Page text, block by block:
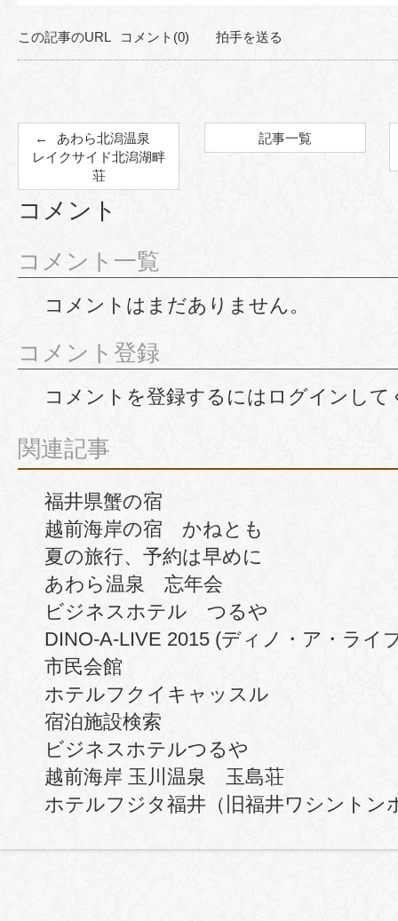
この記事のURL コメント(0) 拍手を送る
あわら北潟温泉
レイクサイド北潟湖畔
荘
記事一覧
コメント
コメント一覧
コメントはまだありません。
コメント登録
コメントを登録するには ログイン して
関連記事
福井県蟹の宿
越前海岸の宿 かねとも
夏の旅行、予約は早めに
あわら温泉 忘年会
ビジネスホテル つるや
DINO-A-LIVE 2015 (ディノ・ア・ライ
市民会館
ホテルフクイキャッスル
宿泊施設検索
ビジネスホテルつるや
越前海岸 玉川温泉 玉島荘
ホテルフジタ福井（旧福井ワシントン